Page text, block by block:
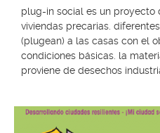
plug-in social es un proyecto
viviendas precarias.
(plugean) a las casas con el
condiciones básicas. la
proviene de desechos